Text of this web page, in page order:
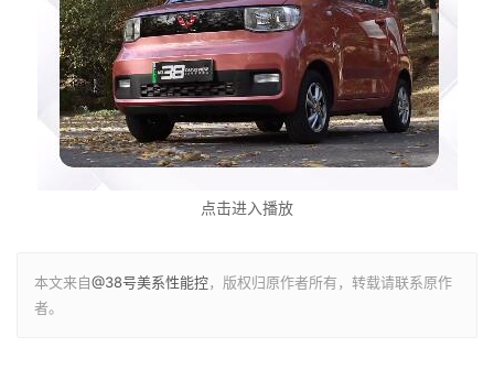
点击进入播放
本文来自@38号美系性能控，版权归原作者所有，转载请联系原作
者。